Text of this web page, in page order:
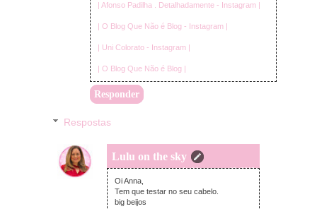
| Afonso Padilha . Detalhadamente - Instagram |
| O Blog Que Não é Blog - Instagram |
| Uni Colorato - Instagram |
| O Blog Que Não é Blog |
Responder
Respostas
Lulu on the sky
segunda-feira, março 12, 2018
Oi Anna,
Tem que testar no seu cabelo.
big beijos